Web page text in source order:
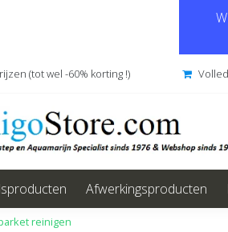
(tot wel -60% korting !)
Afwerkingsproducten
reinigen